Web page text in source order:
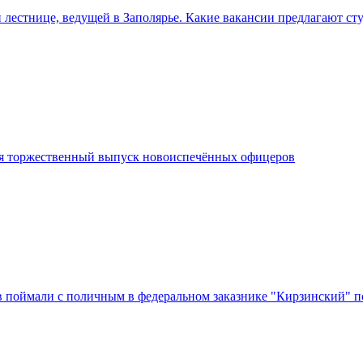
ведущей в Заполярье. Какие вакансии предлагают
выпуск новоиспечённых офицеров
поймали с поличным в федеральном заказнике "Кирзинский"